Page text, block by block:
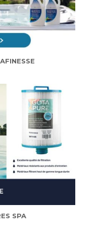
SPA